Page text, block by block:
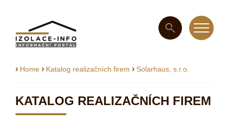
› Home › Katalog realizačních firem › Solarhaus, s.r.o.
KATALOG REALIZAČNÍCH FIREM